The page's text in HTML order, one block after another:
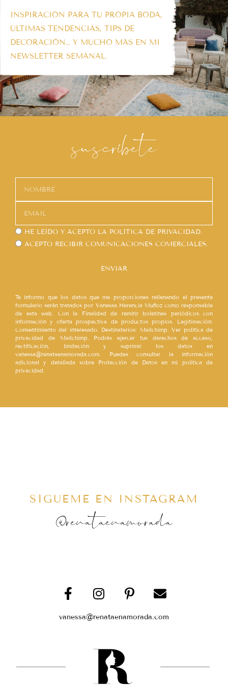
INSPIRACIÓN PARA TU PROPIA BODA,
ÚLTIMAS TENDENCIAS, TIPS DE
DECORACIÓN… Y MUCHO MÁS EN MI
NEWSLETTER SEMANAL.
suscríbete
HE LEÍDO Y ACEPTO LA POLÍTICA DE PRIVACIDAD.
ACEPTO RECIBIR COMUNICACIONES COMERCIALES.
ENVIAR
Te informo que los datos que me proporciones rellenando el presente
formulario serán tratados por Vanessa Herencia Muñoz como responsable
de esta web. Con la Finalidad de remitir boletines periódicos con
información y oferta prospectiva de productos propios. Legitimación:
Consentimiento del interesado. Destinatarios: Mailchimp. Ver política de
privacidad de Mailchimp. Podrás ejercer tus derechos de acceso,
rectificación, limitación y suprimir los datos en
vanessa@renataenamorada.com. Puedes consultar la información
adicional y detallada sobre Protección de Datos en mi política de
privacidad.
SÍGUEME EN INSTAGRAM
@renataenamorada
vanessa@renataenamorada.com